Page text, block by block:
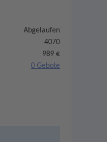
Abgelaufen
4070
989 €
0 Gebote